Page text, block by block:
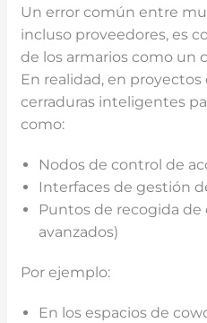
Un error común entre
incluso proveedores, es
de los armarios como un
En realidad, en proyectos
cerraduras inteligentes
como:
Nodos de control de
Interfaces de gestión
Puntos de recogida de
avanzados)
Por ejemplo:
En los espacios de